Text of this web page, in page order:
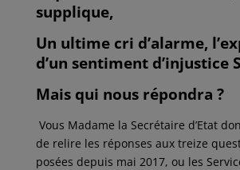
supplique,
Un ultime cri d’alarme,
d’un sentiment d’injustice
Mais qui nous répondra ?
Vous Madame la Secrétaire d’Etat
de relire les réponses aux treize
posées depuis mai 2017, ou les